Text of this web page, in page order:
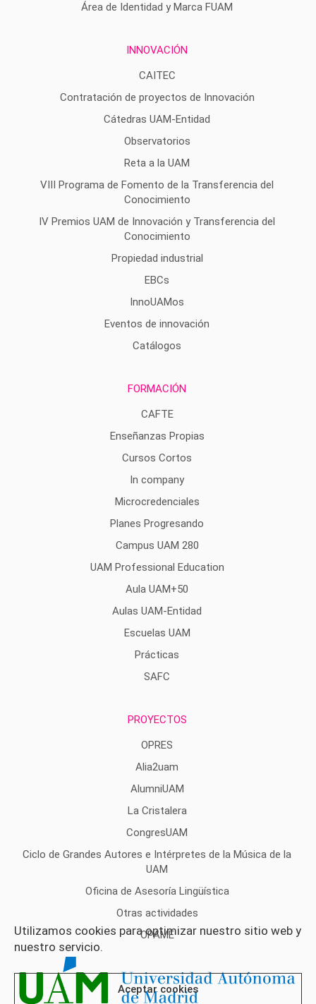
Utilizamos cookies para optimizar nuestro sitio web y
nuestro servicio.
Aceptar cookies
Área de Identidad y Marca FUAM
INNOVACIÓN
CAITEC
Contratación de proyectos de Innovación
Cátedras UAM-Entidad
Observatorios
Reta a la UAM
VIII Programa de Fomento de la Transferencia del
Conocimiento
IV Premios UAM de Innovación y Transferencia del
Conocimiento
Propiedad industrial
EBCs
InnoUAMos
Eventos de innovación
Catálogos
FORMACIÓN
CAFTE
Enseñanzas Propias
Cursos Cortos
In company
Microcredenciales
Planes Progresando
Campus UAM 280
UAM Professional Education
Aula UAM+50
Aulas UAM-Entidad
Escuelas UAM
Prácticas
SAFC
PROYECTOS
OPRES
Alia2uam
AlumniUAM
La Cristalera
CongresUAM
Ciclo de Grandes Autores e Intérpretes de la Música de la
UAM
Oficina de Asesoría Lingüística
Otras actividades
OPAME